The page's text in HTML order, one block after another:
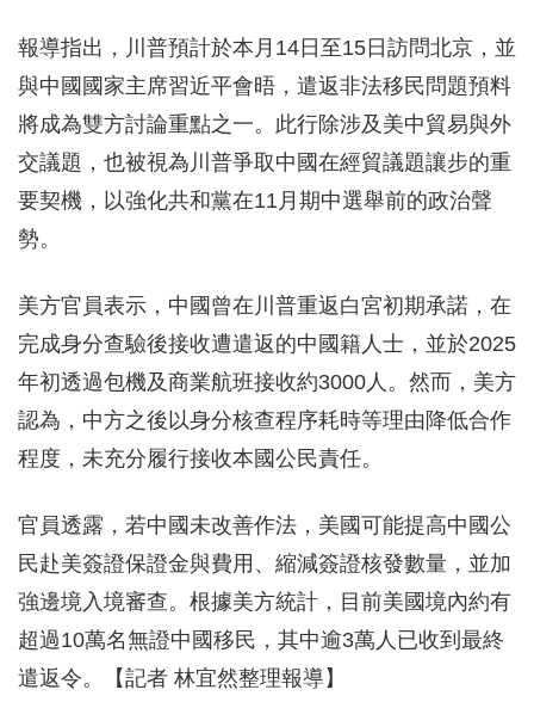
報導指出，川普預計於本月14日至15日訪問北京，並
與中國國家主席習近平會晤，遣返非法移民問題預料
將成為雙方討論重點之一。此行除涉及美中貿易與外
交議題，也被視為川普爭取中國在經貿議題讓步的重
要契機，以強化共和黨在11月期中選舉前的政治聲
勢。
美方官員表示，中國曾在川普重返白宮初期承諾，在
完成身分查驗後接收遭遣返的中國籍人士，並於2025
年初透過包機及商業航班接收約3000人。然而，美方
認為，中方之後以身分核查程序耗時等理由降低合作
程度，未充分履行接收本國公民責任。
官員透露，若中國未改善作法，美國可能提高中國公
民赴美簽證保證金與費用、縮減簽證核發數量，並加
強邊境入境審查。根據美方統計，目前美國境內約有
超過10萬名無證中國移民，其中逾3萬人已收到最終
遣返令。【記者 林宜然整理報導】